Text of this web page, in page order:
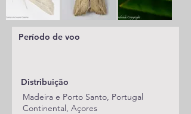
Período de voo
Distribuição
Madeira e Porto Santo, Portugal
Continental, Açores